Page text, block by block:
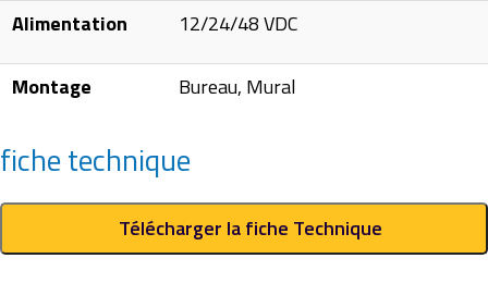
Alimentation 12/24/48 VDC
Montage Bureau, Mural
fiche technique
Télécharger la fiche Technique